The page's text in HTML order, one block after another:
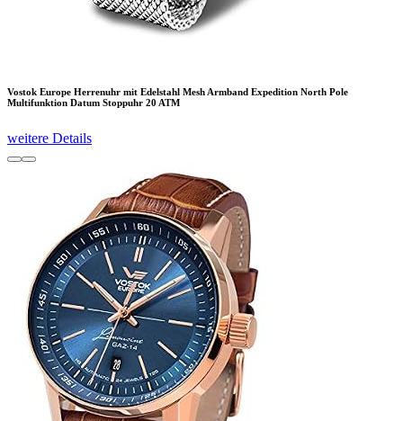
Vostok Europe Herrenuhr mit Edelstahl Mesh Armband Expedition North Pole
Multifunktion Datum Stoppuhr 20 ATM
weitere Details